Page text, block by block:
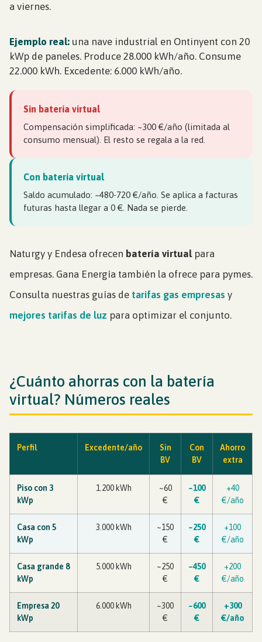
a viernes.
Ejemplo real: una nave industrial en Ontinyent con 20
kWp de paneles. Produce 28.000 kWh/año. Consume
22.000 kWh. Excedente: 6.000 kWh/año.
Sin batería virtual
Compensación simplificada: ~300 €/año (limitada al
consumo mensual). El resto se regala a la red.
Con batería virtual
Saldo acumulado: ~480-720 €/año. Se aplica a facturas
futuras hasta llegar a 0 €. Nada se pierde.
Naturgy y Endesa ofrecen batería virtualpara
empresas. Gana Energía también la ofrece para pymes.
Consulta nuestras guías de tarifas gas empresas y
mejores tarifas de luz para optimizar el conjunto.
¿Cuánto ahorras con la batería
virtual? Números reales
Perfil Excedente/año
Sin
BV
Con
BV
Ahorro
extra
Piso con 3
kWp
1.200 kWh
~60
€
~100
€
+40
€/año
Casa con 5
kWp
3.000 kWh
~150
€
~250
€
+100
€/año
Casa grande 8
kWp
5.000 kWh
~250
€
~450
€
+200
€/año
Empresa 20
kWp
6.000 kWh
~300
€
~600
€
+300
€/año